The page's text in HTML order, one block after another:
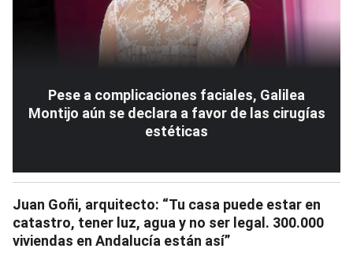
Pese a complicaciones faciales, Galilea
Montijo aún se declara a favor de las cirugías
estéticas
Juan Goñi, arquitecto: “Tu casa puede estar en
catastro, tener luz, agua y no ser legal. 300.000
viviendas en Andalucía están así”